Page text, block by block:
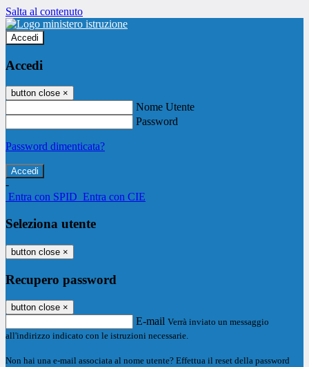
Salta al contenuto
Accedi
Accedi
button close ×
Nome Utente
Password
Password dimenticata?
-
Entra con SPID Entra con CIE
Seleziona utente
button close ×
Recupero password
button close ×
E-mail Verrà inviato un messaggio
all'indirizzo indicato con le istruzioni necessarie.
Non hai una e-mail associata al nome utente? Effettua il reset della password